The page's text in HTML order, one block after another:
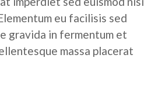
eu facilisis sed
gravida in fermentum et
massa placerat